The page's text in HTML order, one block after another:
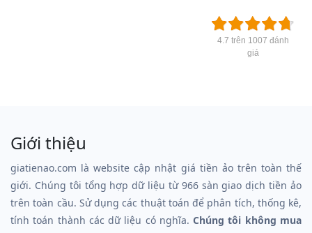
4.7 trên 1007 đánh
giá
Giới thiệu
giatienao.com là website cập nhật giá tiền ảo trên toàn thế
giới. Chúng tôi tổng hợp dữ liệu từ 966 sàn giao dịch tiền ảo
trên toàn cầu. Sử dụng các thuật toán để phân tích, thống kê,
tính toán thành các dữ liệu có nghĩa.Chúng tôi không mua